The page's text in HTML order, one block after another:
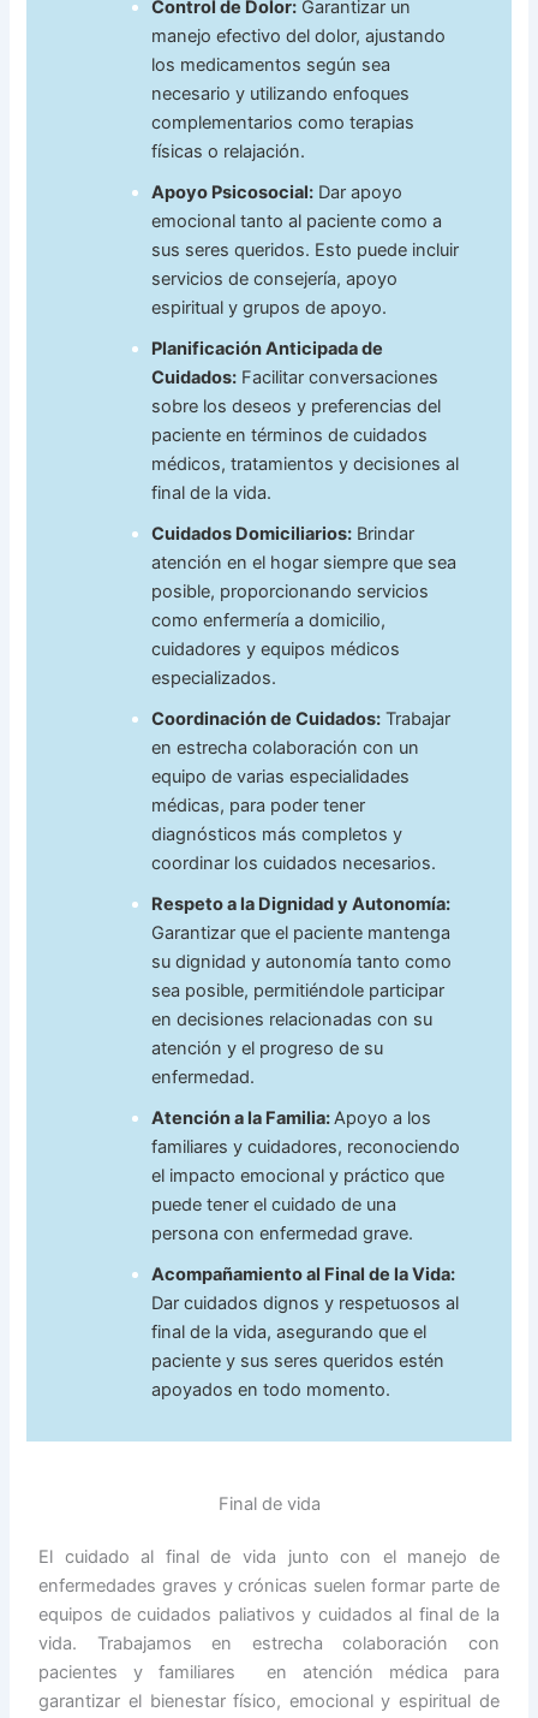
Control de Dolor: Garantizar un
manejo efectivo del dolor, ajustando
los medicamentos según sea
necesario y utilizando enfoques
complementarios como terapias
físicas o relajación.
Apoyo Psicosocial: Dar apoyo
emocional tanto al paciente como a
sus seres queridos. Esto puede incluir
servicios de consejería, apoyo
espiritual y grupos de apoyo.
Planificación Anticipada de
Cuidados: Facilitar conversaciones
sobre los deseos y preferencias del
paciente en términos de cuidados
médicos, tratamientos y decisiones al
final de la vida.
Cuidados Domiciliarios: Brindar
atención en el hogar siempre que sea
posible, proporcionando servicios
como enfermería a domicilio,
cuidadores y equipos médicos
especializados.
Coordinación de Cuidados: Trabajar
en estrecha colaboración con un
equipo de varias especialidades
médicas, para poder tener
diagnósticos más completos y
coordinar los cuidados necesarios.
Respeto a la Dignidad y Autonomía:
Garantizar que el paciente mantenga
su dignidad y autonomía tanto como
sea posible, permitiéndole participar
en decisiones relacionadas con su
atención y el progreso de su
enfermedad.
Atención a la Familia: Apoyo a los
familiares y cuidadores, reconociendo
el impacto emocional y práctico que
puede tener el cuidado de una
persona con enfermedad grave.
Acompañamiento al Final de la Vida:
Dar cuidados dignos y respetuosos al
final de la vida, asegurando que el
paciente y sus seres queridos estén
apoyados en todo momento.
Final de vida
El cuidado al final de vida junto con el manejo de
enfermedades graves y crónicas suelen formar parte de
equipos de cuidados paliativos y cuidados al final de la
vida. Trabajamos en estrecha colaboración con
pacientes y familiares en atención médica para
garantizar el bienestar físico, emocional y espiritual de